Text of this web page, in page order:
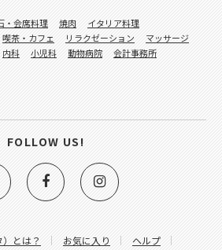
とは？ お気に入り
ヘルプ
・会席料理 焼肉
イタリア料理
喫茶・カフェ リラクゼーション
マッサージ
内科 小児科 動物病院
会計事務所
FOLLOW US!